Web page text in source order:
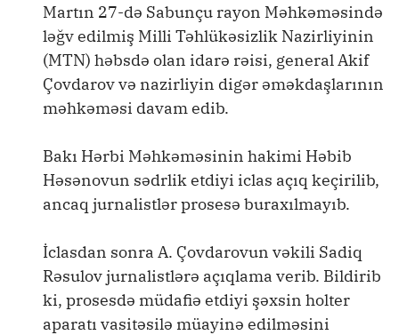
Martın 27-də Sabunçu rayon Məhkəməsində
ləğv edilmiş Milli Təhlükəsizlik Nazirliyinin
(MTN) həbsdə olan idarə rəisi, general Akif
Çovdarov və nazirliyin digər əməkdaşlarının
məhkəməsi davam edib.
Bakı Hərbi Məhkəməsinin hakimi Həbib
Həsənovun sədrlik etdiyi iclas açıq keçirilib,
ancaq jurnalistlər prosesə buraxılmayıb.
İclasdan sonra A. Çovdarovun vəkili Sadiq
Rəsulov jurnalistlərə açıqlama verib. Bildirib
ki, prosesdə müdafiə etdiyi şəxsin holter
aparatı vasitəsilə müayinə edilməsini